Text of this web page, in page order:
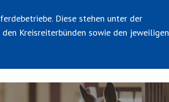
Diese stehen unter der
Kreisreiterbünden sowie den jeweiligen